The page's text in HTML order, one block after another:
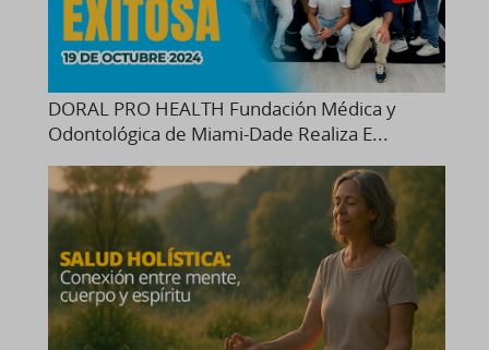
DORAL PRO HEALTH Fundación Médica y
Odontológica de Miami-Dade Realiza E...